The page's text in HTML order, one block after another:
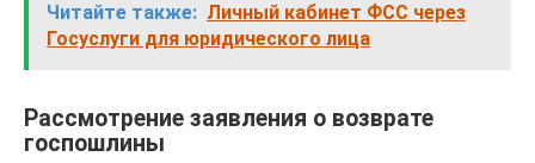
Читайте также: Личный кабинет ФСС через
Госуслуги для юридического лица
Рассмотрение заявления о возврате
госпошлины